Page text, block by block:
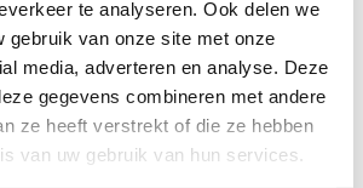
te analyseren. Ook delen we
gebruik van onze site met onze
media, adverteren en analyse. Deze
gegevens combineren met andere
ze heeft verstrekt of die ze hebben
van uw gebruik van hun services.
meer nodig om de
mijn radiator compleet te